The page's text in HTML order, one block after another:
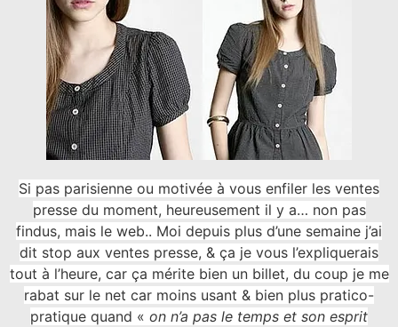
Si pas parisienne ou motivée à vous enfiler les ventes
presse du moment, heureusement il y a… non pas
findus, mais le web.. Moi depuis plus d’une semaine j’ai
dit stop aux ventes presse, & ça je vous l’expliquerais
tout à l’heure, car ça mérite bien un billet, du coup je me
rabat sur le net car moins usant & bien plus pratico-
pratique quand « on n’a pas le temps et son esprit